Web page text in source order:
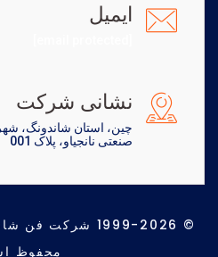
ایمیل
نشانی شرکت
چین، استان شاندونگ،
صنعتی نانجیاو، پلاک 001
© 1999-2026
محفوظ